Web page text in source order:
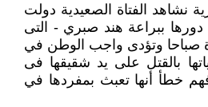
نشاهد الفتاة الصعيدية دولت
ببراعة هند صبري - التى
صباحا وتؤدى واجب الوطن في
بالقتل على يد شقيقها فى
فهم خطأ أنها تعبث بمفردها في